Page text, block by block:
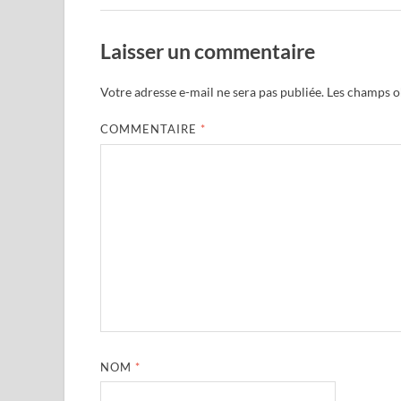
Laisser un commentaire
Votre adresse e-mail ne sera pas publiée. Les champs
COMMENTAIRE *
NOM *